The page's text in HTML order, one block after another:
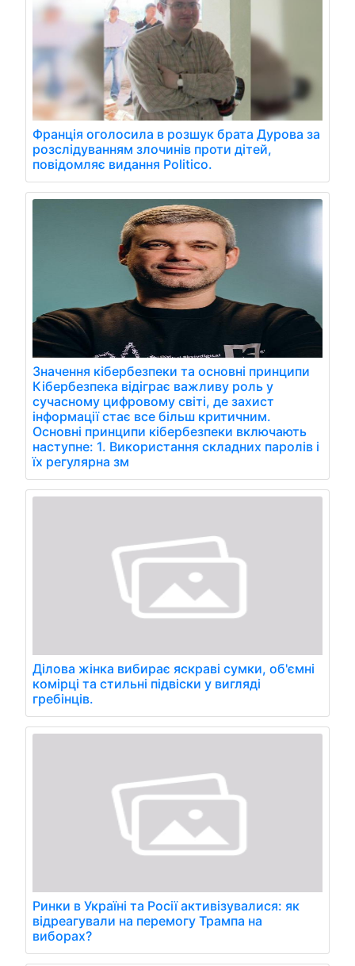
Франція оголосила в розшук брата Дурова за
розслідуванням злочинів проти дітей,
повідомляє видання Politico.
Значення кібербезпеки та основні принципи
Кібербезпека відіграє важливу роль у
сучасному цифровому світі, де захист
інформації стає все більш критичним.
Основні принципи кібербезпеки включають
наступне: 1. Використання складних паролів і
їх регулярна зм
Ділова жінка вибирає яскраві сумки, об'ємні
комірці та стильні підвіски у вигляді
гребінців.
Ринки в Україні та Росії активізувалися: як
відреагували на перемогу Трампа на
виборах?